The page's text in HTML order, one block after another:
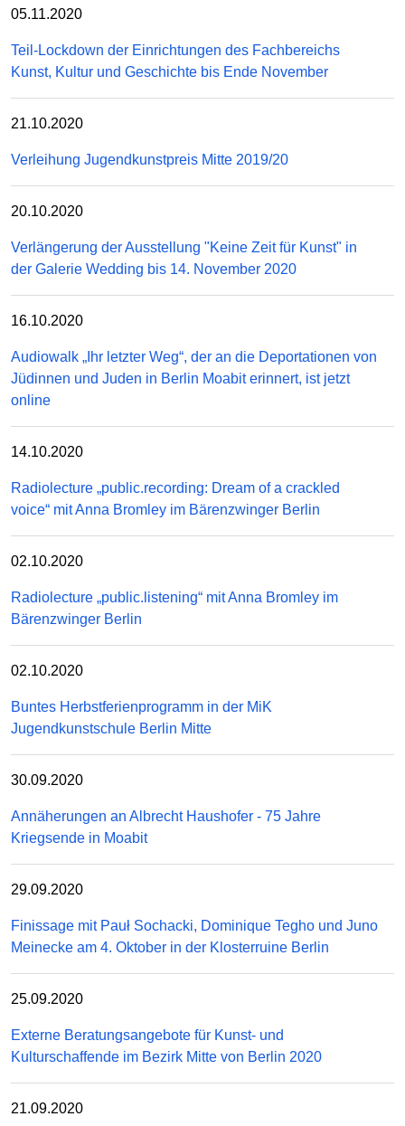
05.11.2020
Teil-Lockdown der Einrichtungen des Fachbereichs
Kunst, Kultur und Geschichte bis Ende November
21.10.2020
Verleihung Jugendkunstpreis Mitte 2019/20
20.10.2020
Verlängerung der Ausstellung "Keine Zeit für Kunst" in
der Galerie Wedding bis 14. November 2020
16.10.2020
Audiowalk „Ihr letzter Weg“, der an die Deportationen von
Jüdinnen und Juden in Berlin Moabit erinnert, ist jetzt
online
14.10.2020
Radiolecture „public.recording: Dream of a crackled
voice“ mit Anna Bromley im Bärenzwinger Berlin
02.10.2020
Radiolecture „public.listening“ mit Anna Bromley im
Bärenzwinger Berlin
02.10.2020
Buntes Herbstferienprogramm in der MiK
Jugendkunstschule Berlin Mitte
30.09.2020
Annäherungen an Albrecht Haushofer - 75 Jahre
Kriegsende in Moabit
29.09.2020
Finissage mit Pauł Sochacki, Dominique Tegho und Juno
Meinecke am 4. Oktober in der Klosterruine Berlin
25.09.2020
Externe Beratungsangebote für Kunst- und
Kulturschaffende im Bezirk Mitte von Berlin 2020
21.09.2020